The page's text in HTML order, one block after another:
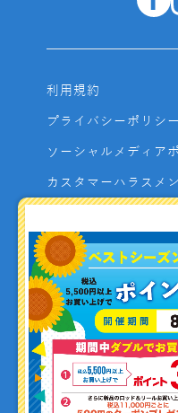
利用規約
プライバシーポリシー
ソーシャルメディア
カスタマーハラスメ
よくあるご質問
お問い合わせ
利用者資金の保全方法